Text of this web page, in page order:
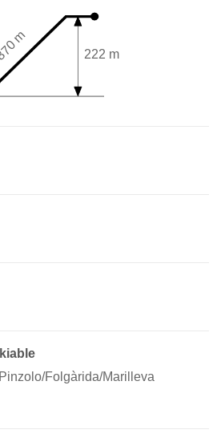
222 m
m
​Folgàrida/​Marilleva